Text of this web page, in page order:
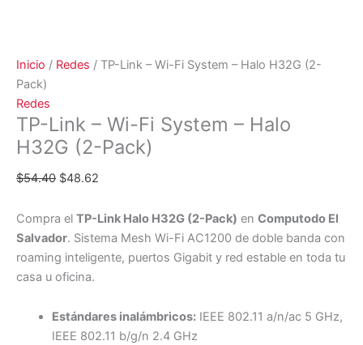
Inicio / Redes / TP-Link – Wi-Fi System – Halo H32G (2-
Pack)
Redes
TP-Link – Wi-Fi System – Halo
H32G (2-Pack)
$54.40 $48.62
Compra el TP-Link Halo H32G (2-Pack) en Computodo El
Salvador. Sistema Mesh Wi-Fi AC1200 de doble banda con
roaming inteligente, puertos Gigabit y red estable en toda tu
casa u oficina.
Estándares inalámbricos:IEEE 802.11 a/n/ac 5 GHz,
IEEE 802.11 b/g/n 2.4 GHz